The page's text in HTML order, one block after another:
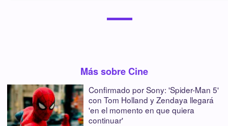
Más sobre Cine
Confirmado por Sony: 'Spider-Man 5'
con Tom Holland y Zendaya llegará
'en el momento en que quiera
continuar'